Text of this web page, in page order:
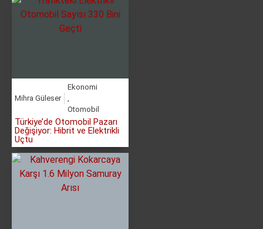
Mihra Güleser
Ekonomi
,
Otomobil
Türkiye’de Otomobil Pazarı
Değişiyor: Hibrit ve Elektrikli
Uçtu